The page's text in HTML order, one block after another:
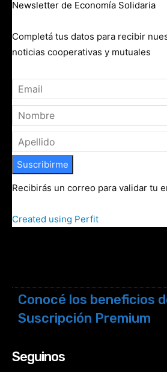
Newsletter de Economía Solidaria
Completá tus datos para recibir
noticias cooperativas y mutuales
Suscribirme
Recibirás un correo para validar tu
Created using Perfit
Conocé los beneficios
Suscripción Premium
Seguinos